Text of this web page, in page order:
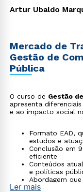
Artur Ubaldo
Mercado de
Gestão de
Pública
O curso de Gestão
apresenta
e ao impacto social
Formato EAD,
estudos e
Conclusão em
eficiente
Conteúdos
e políticas
Abordagem
impacto social
Ler mais